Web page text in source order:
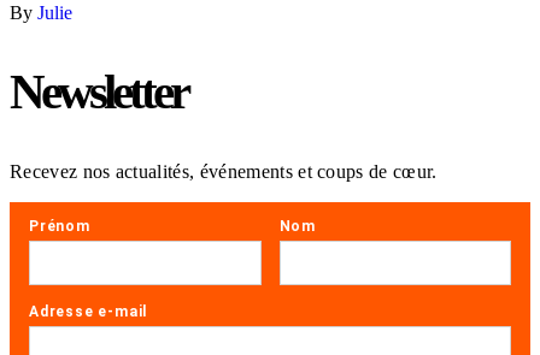
By Julie
Newsletter
Recevez nos actualités, événements et coups de cœur.